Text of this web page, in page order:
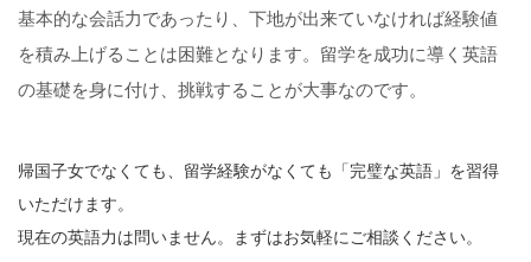
基本的な会話力であったり、下地が出来ていなければ経験値
を積み上げることは困難となります。留学を成功に導く英語
の基礎を身に付け、挑戦することが大事なのです。
帰国子女でなくても、留学経験がなくても「完璧な英語」を習得
いただけます。
現在の英語力は問いません。まずはお気軽にご相談ください。